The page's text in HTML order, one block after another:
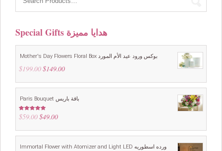
Special Gifts هدايا مميزة
Mother's Day Flowers Floral Box بوكس ورود عيد الأم المورد
$199.00 Original
was:
$149.00Current
is:
Paris Bouquet باقة باريس
Rated4.88
out of 5
$59.00 Original
was:
$49.00Current
is:
Immortal Flower with Atomizer and Light LED ورده اسطوريه